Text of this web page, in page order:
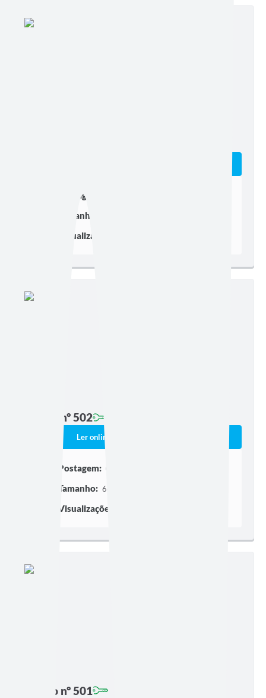
Postagem:
Tamanho:
Visualizações:
Edição nº 502
Ler online
Postagem: 03/07/2026 às 16h07
Tamanho: 642,05 KB | 9 páginas
Visualizações:
Edição nº 501